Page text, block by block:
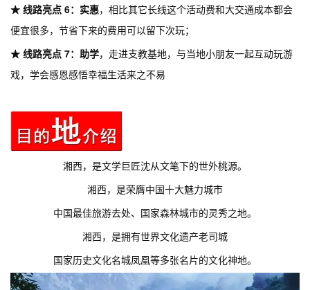
★ 线路亮点 6：实惠，相比其它长线这个活动费和大交通成本都会
便宜很多，节省下来的费用可以留下次玩；
★ 线路亮点 7：助学，走进支教基地，与当地小朋友一起互动玩游
戏，学会感恩感悟幸福生活来之不易
湘西，是文学巨匠沈从文笔下的世外桃源。
湘西，是荣膺中国十大魅力城市
中国最佳旅游去处、国家森林城市的灵秀之地。
湘西，是拥有世界文化遗产老司城
国家历史文化名城凤凰等多张名片的文化神地。